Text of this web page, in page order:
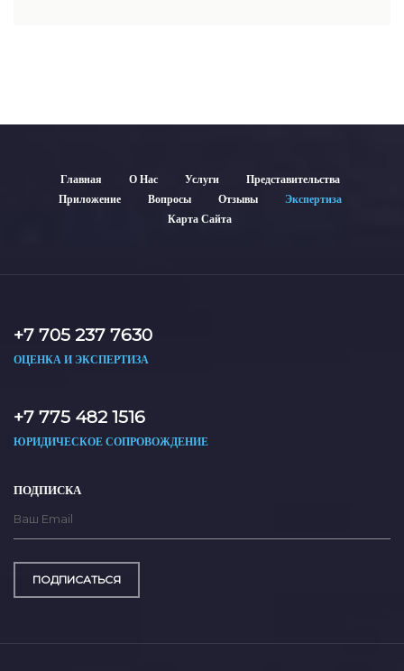
Главная О Нас Услуги
Представительства
Приложение
Вопросы Отзывы
Экспертиза
Карта Сайта
+7 705 237 7630
ОЦЕНКА И ЭКСПЕРТИЗА
+7 775 482 1516
ЮРИДИЧЕСКОЕ СОПРОВОЖДЕНИЕ
ПОДПИСКА
ПОДПИСАТЬСЯ